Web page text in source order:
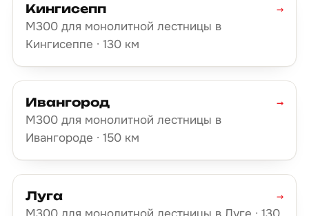
Кингисепп
М300 для монолитной лестницы в
Кингисеппе · 130 км
→
Ивангород
М300 для монолитной лестницы в
Ивангороде · 150 км
→
Луга
→